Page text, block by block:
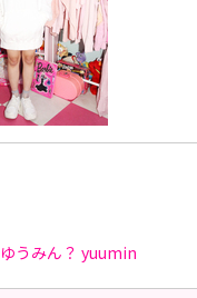
ゆうみん？ yuumin